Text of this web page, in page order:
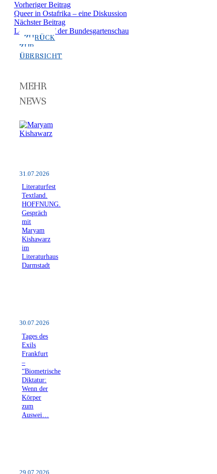
Vorheriger Beitrag
Queer in Ostafrika – eine Diskussion
Nächster Beitrag
Lesungen auf der Bundesgartenschau
ZURÜCK
ZUR
ÜBERSICHT
MEHR
NEWS
31.07.2026
Literaturfest
Textland.
HOFFNUNG.
Gespräch
mit
Maryam
Kishawarz
im
Literaturhaus
Darmstadt
30.07.2026
Tages des
Exils
Frankfurt
–
“Biometrische
Diktatur:
Wenn der
Körper
zum
Auswei…
29.07.2026